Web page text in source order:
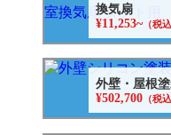
換気扇
¥11,253~（税込
外壁・屋根
¥502,700 （税込